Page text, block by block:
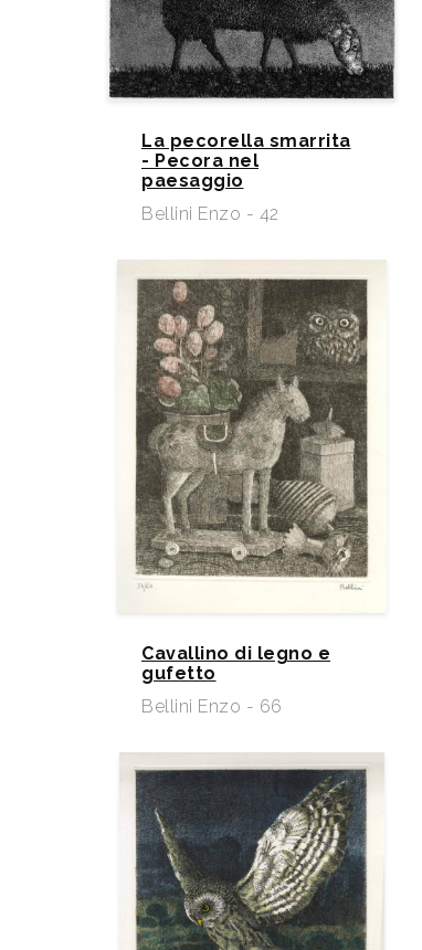
La pecorella smarrita
- Pecora nel
paesaggio
Bellini Enzo - 42
Cavallino di legno e
gufetto
Bellini Enzo - 66